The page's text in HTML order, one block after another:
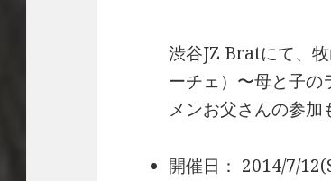
渋谷JZ Bratにて、
ーチェ）〜母と子の
メンお父さんの参加
開催日： 2014/7/